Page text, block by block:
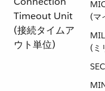
Timeout Unit
(接続タイムア
ウト単位)
(マ
(ミ